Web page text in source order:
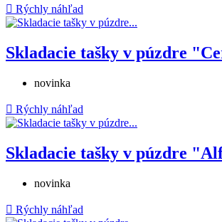
 Rýchly náhľad
Skladacie tašky v púzdre
novinka
 Rýchly náhľad
Skladacie tašky v púzdre
novinka
 Rýchly náhľad